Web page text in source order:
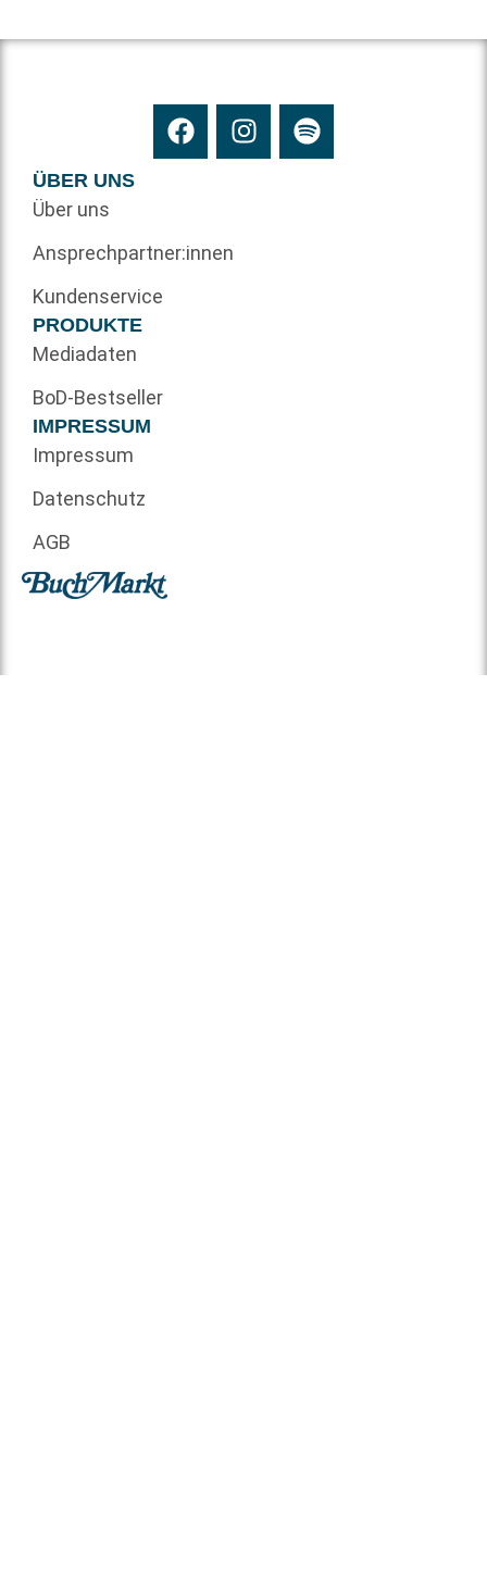
ÜBER UNS
Über uns
Ansprechpartner:innen
Kundenservice
PRODUKTE
Mediadaten
BoD-Bestseller
IMPRESSUM
Impressum
Datenschutz
AGB